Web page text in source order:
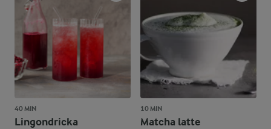
40 MIN
Lingondricka
10 MIN
Matcha latte